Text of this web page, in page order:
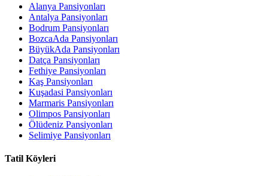
Alanya Pansiyonları
Antalya Pansiyonları
Bodrum Pansiyonları
BozcaAda Pansiyonları
BüyükAda Pansiyonları
Datça Pansiyonları
Fethiye Pansiyonları
Kaş Pansiyonları
Kuşadasi Pansiyonları
Marmaris Pansiyonları
Olimpos Pansiyonları
Ölüdeniz Pansiyonları
Selimiye Pansiyonları
Tatil Köyleri